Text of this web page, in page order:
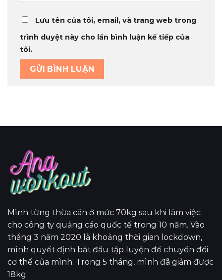
Lưu tên của tôi, email, và trang web trong
trình duyệt này cho lần bình luận kế tiếp của
tôi.
Mình từng thừa cân ở mức 70kg sau khi làm việc
cho công ty quảng cáo quốc tế trong 10 năm. Vào
tháng 3 năm 2020 là khoảng thời gian lockdown,
mình quyết định bắt đầu tập luyện để chuyển đổi
cơ thể của mình. Trong 5 tháng, mình đã giảm được
18kg.